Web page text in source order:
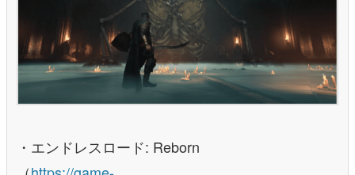
・エンドレスロード: Reborn